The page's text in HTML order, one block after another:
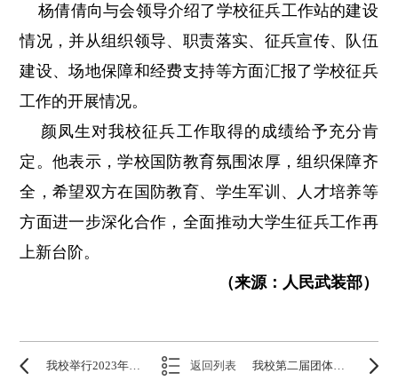
杨倩倩向与会领导介绍了学校征兵工作站的建设
情况，并从组织领导、职责落实、征兵宣传、队伍
建设、场地保障和经费支持等方面汇报了学校征兵
工作的开展情况。
颜凤生对我校征兵工作取得的成绩给予充分肯
定。他表示，学校国防教育氛围浓厚，组织保障齐
全，希望双方在国防教育、学生军训、人才培养等
方面进一步深化合作，全面推动大学生征兵工作再
上新台阶。
（来源：人民武装部）
我校举行2023年暑期社会实践汇报会 返回列表 我校第二届团体健身操舞比赛火热开赛